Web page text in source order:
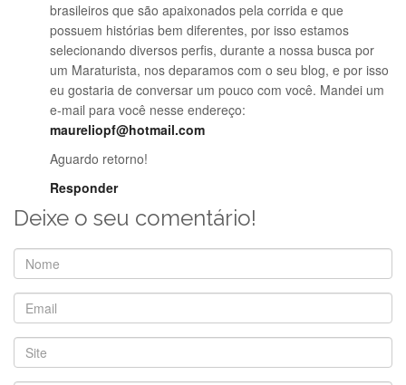
brasileiros que são apaixonados pela corrida e que
possuem histórias bem diferentes, por isso estamos
selecionando diversos perfis, durante a nossa busca por
um Maraturista, nos deparamos com o seu blog, e por isso
eu gostaria de conversar um pouco com você. Mandei um
e-mail para você nesse endereço:
maureliopf@hotmail.com
Aguardo retorno!
Responder
Deixe o seu comentário!